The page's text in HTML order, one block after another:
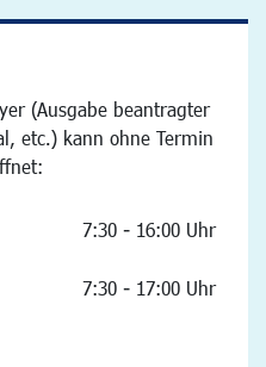
(Ausgabe beantragter
etc.) kann ohne Termin
7:30 - 16:00 Uhr
7:30 - 17:00 Uhr